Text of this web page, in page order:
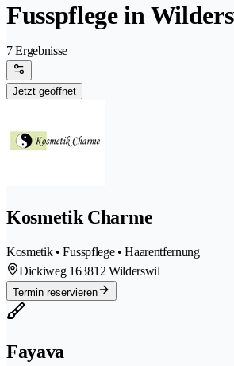
Fusspflege in
7 Ergebnisse
Jetzt geöffnet
Kosmetik Charme
Kosmetik • Fusspflege • Haarentfernung
Dickiweg 163812 Wilderswil
Termin reservieren
Fayava